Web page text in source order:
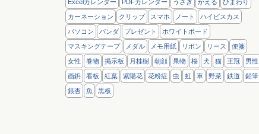
Excelカレンダー PDFカレンダー うさぎ かえる ひまわり
カーネーション クリップ スマホ ノート ハイビスカス
パソコン パンダ プレゼント ホワイトボード
マスキングテープ メダル メモ用紙 リボン リース 便箋
女性 巻物 掲示板 月桂樹 朝顔 果物 桜 犬 猫 王冠 男性
画鋲 看板 紅葉 紫陽花 花粉症 虫 虹 車 野菜 鉄道 鉛筆
銀杏 魚 黒板